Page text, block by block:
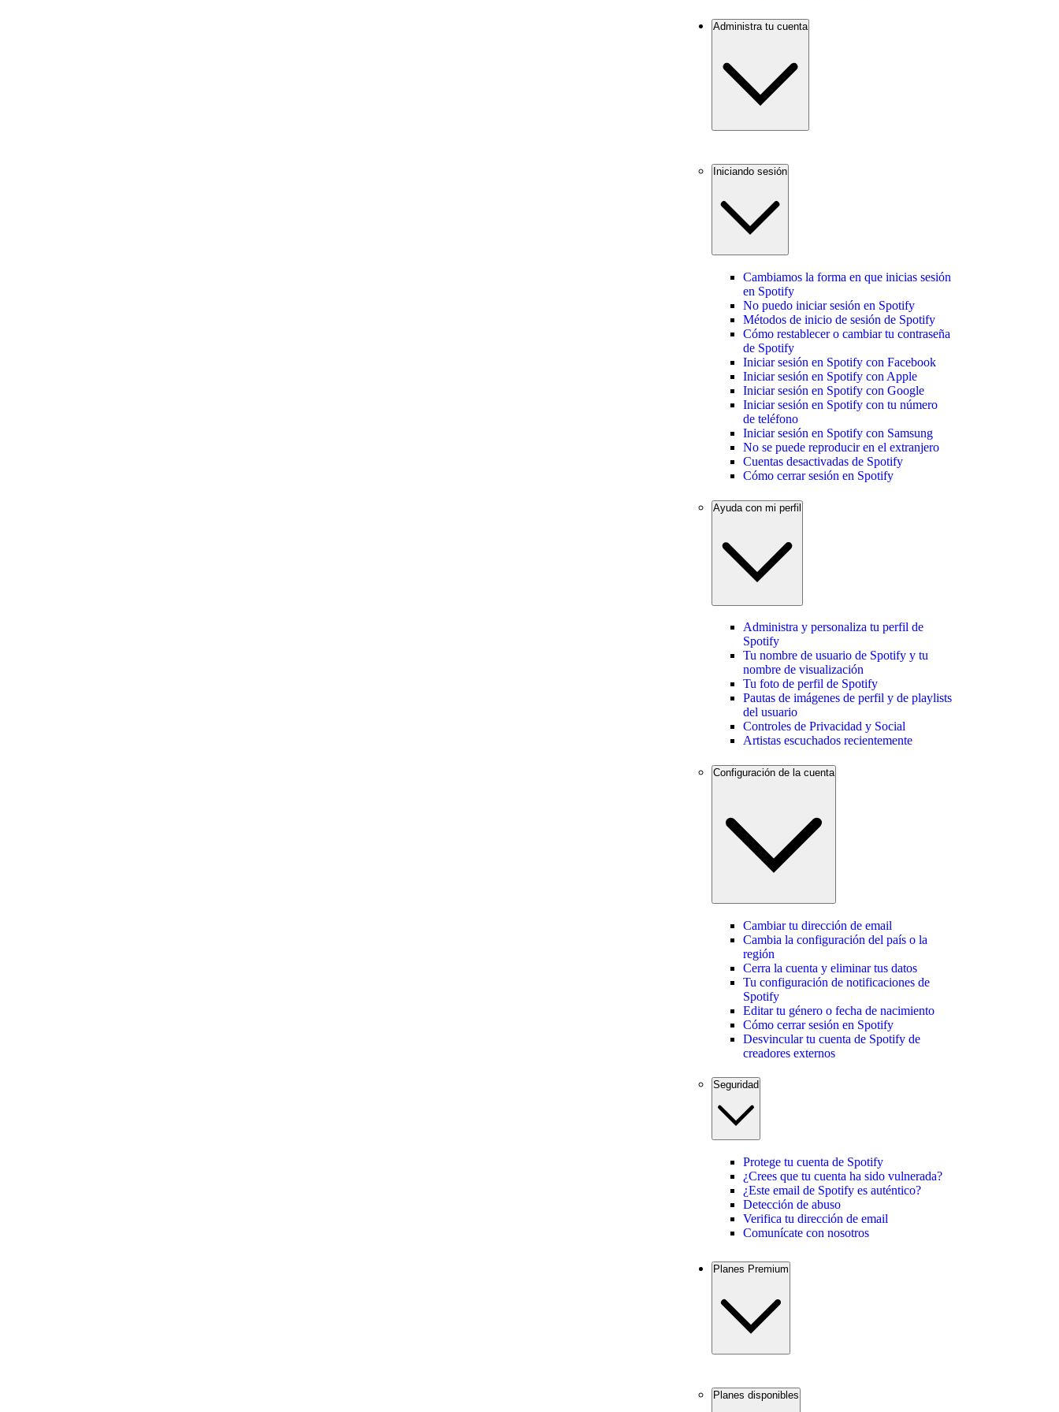
Administra tu cuenta
Iniciando sesión
Cambiamos la forma en que inicias sesión
en Spotify
No puedo iniciar sesión en Spotify
Métodos de inicio de sesión de Spotify
Cómo restablecer o cambiar tu contraseña
de Spotify
Iniciar sesión en Spotify con Facebook
Iniciar sesión en Spotify con Apple
Iniciar sesión en Spotify con Google
Iniciar sesión en Spotify con tu número
de teléfono
Iniciar sesión en Spotify con Samsung
No se puede reproducir en el extranjero
Cuentas desactivadas de Spotify
Cómo cerrar sesión en Spotify
Ayuda con mi perfil
Administra y personaliza tu perfil de
Spotify
Tu nombre de usuario de Spotify y tu
nombre de visualización
Tu foto de perfil de Spotify
Pautas de imágenes de perfil y de playlists
del usuario
Controles de Privacidad y Social
Artistas escuchados recientemente
Configuración de la cuenta
Cambiar tu dirección de email
Cambia la configuración del país o la
región
Cerra la cuenta y eliminar tus datos
Tu configuración de notificaciones de
Spotify
Editar tu género o fecha de nacimiento
Cómo cerrar sesión en Spotify
Desvincular tu cuenta de Spotify de
creadores externos
Seguridad
Protege tu cuenta de Spotify
¿Crees que tu cuenta ha sido vulnerada?
¿Este email de Spotify es auténtico?
Detección de abuso
Verifica tu dirección de email
Comunícate con nosotros
Planes Premium
Planes disponibles